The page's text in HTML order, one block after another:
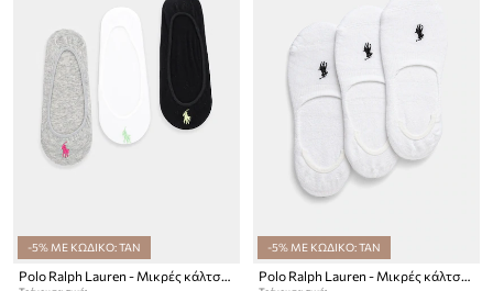
-5% ΜΕ ΚΩΔΙΚΟ: TAN
Polo Ralph Lauren - Μικρές κάλτσες (3-pack)
-5% ΜΕ ΚΩΔΙΚΟ: TAN
Polo Ralph Lauren - Μικρές κάλτσες (3-pack)